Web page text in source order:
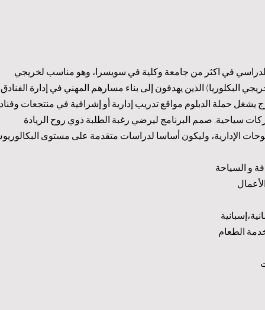
الدراسي في اكثر من جامعة وكلية في سويسرا، وهو مناسب لخريجي
البكلوريا) الذين يهدفون إلى بناء مسارهم المهني في إدارة الفنادق
يشغل حملة الدبلوم مواقع تدريب إدارية أو إشرافية في منتجعات
سياحية. صمم البرنامج ليرضي رغبة الطلبة ذوي روح الريادة
الإدارية، وليكون أساسا لدراسات متقدمة على مستوى
و السياحة
الطعام